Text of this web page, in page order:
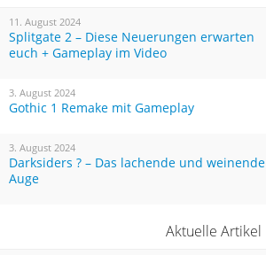
11. August 2024
Splitgate 2 – Diese Neuerungen erwarten
euch + Gameplay im Video
3. August 2024
Gothic 1 Remake mit Gameplay
3. August 2024
Darksiders ? – Das lachende und weinende
Auge
Aktuelle Artikel